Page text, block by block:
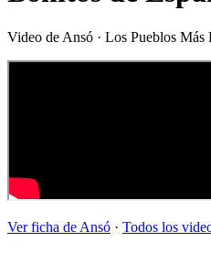
Video de Ansó · Los Pueblos Más
Ver ficha de Ansó · Todos los